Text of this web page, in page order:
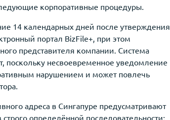
корпоративные процедуры.
14 календарных дней после утверждения
портал BizFile+, при этом
представителя компании. Система
поскольку несвоевременное уведомление
нарушением и может повлечь
адреса в Сингапуре предусматривают
определённой последовательности: